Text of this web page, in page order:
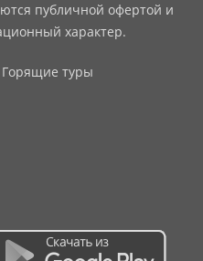
публичной офертой и
характер.
Горящие туры